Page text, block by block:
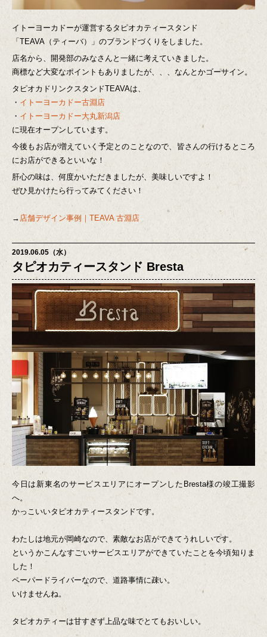
イトーヨーカドーが運営するタピオカティースタンド
「TEAVA（ティーバ）」のブランドづくりをしました。
店名から、開発部のみなさんと一緒に考えていきました。
商標など大変なポイントもありましたが、、、なんとかゴーサイン。
タピオカドリンクスタンドTEAVAは、
・ イトーヨーカドー古淵店
・ イトーヨーカドー大丸新潟店
に現在オープンしています。
今後もお店が増えていく予定とのことなので、皆さんの行けるところ
にお店ができるといいな！
肝心の味は、何度かいただきましたが、美味しいですよ！
ぜひ見かけたら行ってみてください！
→ 店舗デザイン事例｜TEAVA 古淵店
2019.06.05（水）
タピオカティースタンド Bresta
今日は新東名のサービスエリアにオープンしたBresta様の竣工撮影
へ。
かっこいいタピオカティースタンドです。
わたしは地元が岡崎なので、素敵なお店ができてうれしいです。
というかこんなすごいサービスエリアができていたことを今頃知りま
した！
ペーパードライバーなので、道路事情に疎い。
いけませんね。
タピオカティーは甘すぎず上品な味でとてもおいしい。